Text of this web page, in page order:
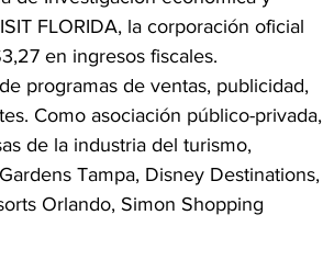
FLORIDA, la corporación oficial
en ingresos fiscales.
programas de ventas, publicidad,
Como asociación público-privada,
de la industria del turismo,
Tampa, Disney Destinations,
Orlando, Simon Shopping